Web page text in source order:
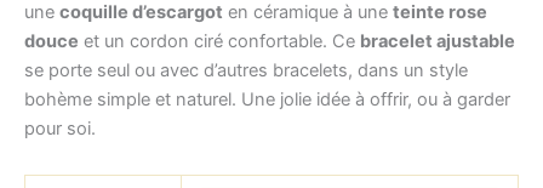
une coquille d’escargot en céramique à une teinte rose
douce et un cordon ciré confortable. Ce bracelet ajustable
se porte seul ou avec d’autres bracelets, dans un style
bohème simple et naturel. Une jolie idée à offrir, ou à garder
pour soi.